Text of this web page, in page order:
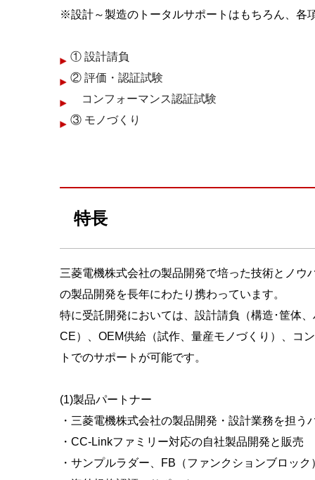
※設計～製造のトータルサポートはもちろん、各
① 設計請負
② 評価・認証試験
コンフォーマンス認証試験
③ モノづくり
特長
三菱電機株式会社の製品開発で培った技術とノ
の製品開発を長年にわたり携わっています。
特に受託開発においては、設計請負（構造･筐体
CE）、OEM供給（試作、量産モノづくり）、コ
トでのサポートが可能です。
(1)製品パートナー
・三菱電機株式会社の製品開発・設計業務を担う
・CC-Linkファミリー対応の自社製品開発と販売
・サンプルラダー、FB（ファンクションブロッ